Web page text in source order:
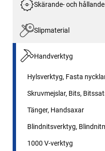
Skärande- och
Slipmaterial
Handverktyg
Hylsverktyg, Fasta
Skruvmejslar, Bits,
Tänger, Handsaxar
Blindnitsverktyg,
1000 V-verktyg